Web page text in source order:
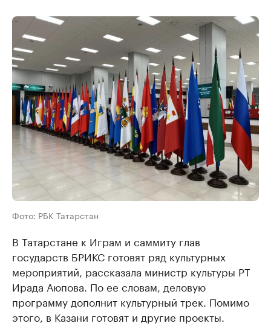
Фото: РБК Татарстан
В Татарстане к Играм и саммиту глав
государств БРИКС готовят ряд культурных
мероприятий, рассказала министр культуры РТ
Ирада Аюпова. По ее словам, деловую
программу дополнит культурный трек. Помимо
этого, в Казани готовят и другие проекты.